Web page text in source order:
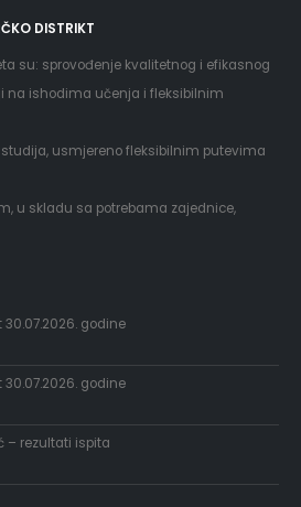
DISTRIKT
su: sprovođenje kvalitetnog i efikasnog
na ishodima učenja i fleksibilnim
usmjereno fleksibilnim putevima
u skladu sa potrebama zajednice,
godine
godine
– rezultati ispita